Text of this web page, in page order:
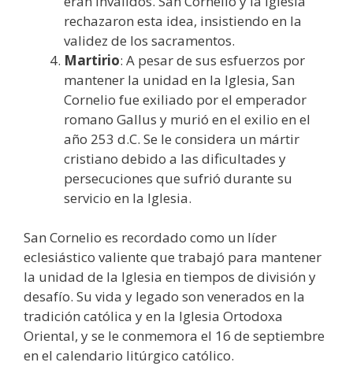
rechazaron esta idea, insistiendo en la
validez de los sacramentos.
Martirio: A pesar de sus esfuerzos por
mantener la unidad en la Iglesia, San
Cornelio fue exiliado por el emperador
romano Gallus y murió en el exilio en el
año 253 d.C. Se le considera un mártir
cristiano debido a las dificultades y
persecuciones que sufrió durante su
servicio en la Iglesia.
San Cornelio es recordado como un líder
eclesiástico valiente que trabajó para mantener
la unidad de la Iglesia en tiempos de división y
desafío. Su vida y legado son venerados en la
tradición católica y en la Iglesia Ortodoxa
Oriental, y se le conmemora el 16 de septiembre
en el calendario litúrgico católico.